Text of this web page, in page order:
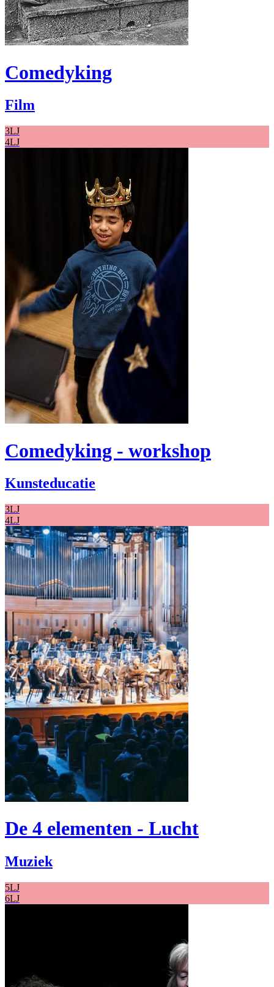
Comedyking
Film
3LJ
4LJ
Comedyking - workshop
Kunsteducatie
3LJ
4LJ
De 4 elementen - Lucht
Muziek
5LJ
6LJ